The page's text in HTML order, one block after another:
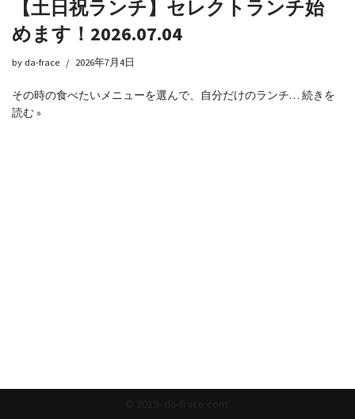
【土日祝ランチ】セレクトランチ始
めます！2026.07.04
by da-frace 2026年7月4日
その時の食べたいメニューを選んで、自分だけのランチ… 続きを
読む »